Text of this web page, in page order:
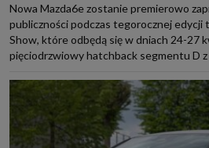
Nowa Mazda6e zostanie premierowo
publiczności podczas tegorocznej edycji
Show, które odbędą się w dniach 24-27
pięciodrzwiowy hatchback segmentu D z